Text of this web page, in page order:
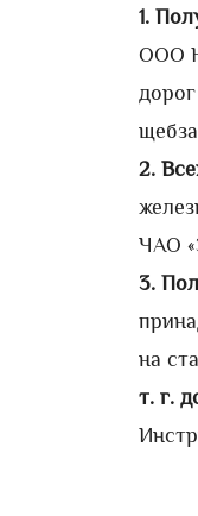
1.
ООО
2.
ЧАО
3.
на
т. г.